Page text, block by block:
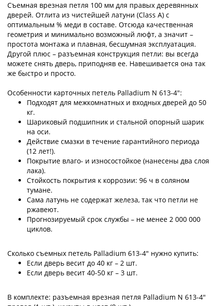
Съемная врезная петля 100 мм для правых деревянных
дверей. Отлита из чистейшей латуни (Class A) с
оптимальным % меди в составе. Отсюда качественная
геометрия и минимально возможный люфт, а значит –
простота монтажа и плавная, бесшумная эксплуатация.
Другой плюс – разъемная конструкция петли: вы всегда
можете снять дверь, приподняв ее. Навешивается она так
же быстро и просто.
Особенности карточных петель Palladium N 613-4":
Подходят для межкомнатных и входных дверей до 50
кг.
Шариковый подшипник и стальной опорный шарик
на оси.
Действие смазки в течение гарантийного периода
(12 лет!).
Покрытие влаго- и износостойкое (нанесены два слоя
лака).
Стойкость покрытия к коррозии: 96 ч в соляном
тумане.
Сама латунь не содержат железа, так что петли не
ржавеют.
Прогнозируемый срок службы – не менее 2 000 000
циклов.
Сколько съемных петель Palladium 613-4" нужно купить:
Если дверь весит до 40 кг – 2 шт.
Если дверь весит 40-50 кг – 3 шт.
В комплекте: разъемная врезная петля Palladium N 613-4"